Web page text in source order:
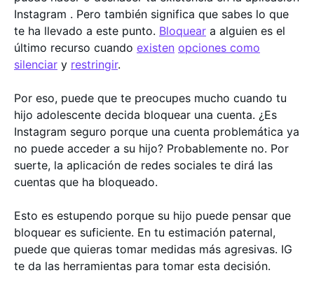
Instagram . Pero también significa que sabes lo que
te ha llevado a este punto. Bloquear a alguien es el
último recurso cuando existen opciones como
silenciar y restringir.
Por eso, puede que te preocupes mucho cuando tu
hijo adolescente decida bloquear una cuenta. ¿Es
Instagram seguro porque una cuenta problemática ya
no puede acceder a su hijo? Probablemente no. Por
suerte, la aplicación de redes sociales te dirá las
cuentas que ha bloqueado.
Esto es estupendo porque su hijo puede pensar que
bloquear es suficiente. En tu estimación paternal,
puede que quieras tomar medidas más agresivas. IG
te da las herramientas para tomar esta decisión.